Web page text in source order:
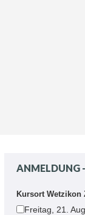
ANMELDUNG
Kursort Wetzikon
Freitag, 21.